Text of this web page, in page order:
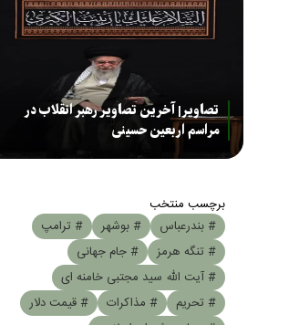
تصاویر| آخرین تصاویر رهبر انقلاب در
مراسم اربعین حسینی
برچسب منتخب
# بندرعباس
# بوشهر
# ترامپ
# تنگه هرمز
# جام جهانی
# آیت الله سید مجتبی خامنه ای
# تحریم
# مذاکرات
# قیمت دلار